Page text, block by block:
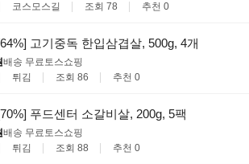
코스모스길 조회 78 추천 0
고기중독 한입삼겹살, 500g, 4개
배송 무료토스쇼핑
튀김 조회 86 추천 0
푸드센터 소갈비살, 200g, 5팩
배송 무료토스쇼핑
튀김 조회 88 추천 0